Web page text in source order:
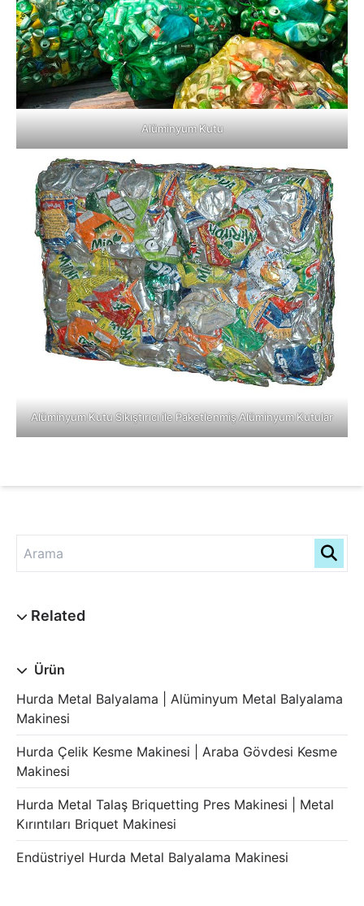
Alüminyum Kutu
Alüminyum Kutu Sıkıştırıcı ile Paketlenmiş Alüminyum Kutular
Ürün
Hurda Metal Balyalama | Alüminyum Metal Balyalama
Makinesi
Hurda Çelik Kesme Makinesi | Araba Gövdesi Kesme
Makinesi
Hurda Metal Talaş Briquetting Pres Makinesi | Metal
Kırıntıları Briquet Makinesi
Endüstriyel Hurda Metal Balyalama Makinesi